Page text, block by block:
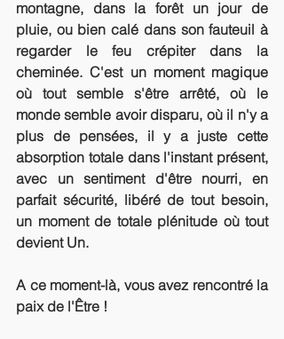
montagne, dans la forêt un jour de
pluie, ou bien calé dans son fauteuil à
regarder le feu crépiter dans la
cheminée. C'est un moment magique
où tout semble s'être arrêté, où le
monde semble avoir disparu, où il n'y a
plus de pensées, il y a juste cette
absorption totale dans l'instant présent,
avec un sentiment d'être nourri, en
parfait sécurité, libéré de tout besoin,
un moment de totale plénitude où tout
devient Un.
A ce moment-là, vous avez rencontré la
paix de l'Être !